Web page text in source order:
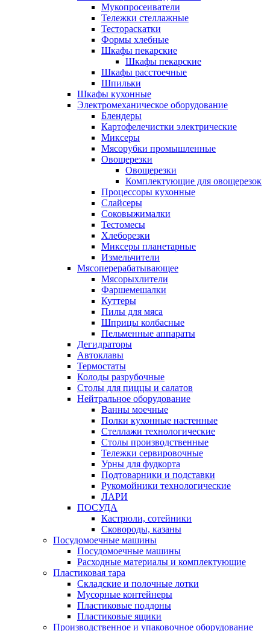
Мукопросеиватели
Тележки стеллажные
Тестораскатки
Формы хлебные
Шкафы пекарские
Шкафы пекарские
Шкафы расстоечные
Шпильки
Шкафы кухонные
Электромеханическое оборудование
Блендеры
Картофелечистки электрические
Миксеры
Мясорубки промышленные
Овощерезки
Овощерезки
Комплектующие для овощерезок
Процессоры кухонные
Слайсеры
Соковыжималки
Тестомесы
Хлеборезки
Миксеры планетарные
Измельчители
Мясоперерабатывающее
Мясорыхлители
Фаршемешалки
Куттеры
Пилы для мяса
Шприцы колбасные
Пельменные аппараты
Дегидраторы
Автоклавы
Термостаты
Колоды разрубочные
Столы для пиццы и салатов
Нейтральное оборудование
Ванны моечные
Полки кухонные настенные
Стеллажи технологические
Столы производственные
Тележки сервировочные
Урны для фудкорта
Подтоварники и подставки
Рукомойники технологические
ЛАРИ
ПОСУДА
Кастрюли, сотейники
Сковороды, казаны
Посудомоечные машины
Посудомоечные машины
Расходные материалы и комплектующие
Пластиковая тара
Складские и полочные лотки
Мусорные контейнеры
Пластиковые поддоны
Пластиковые ящики
Производственное и упаковочное оборудование